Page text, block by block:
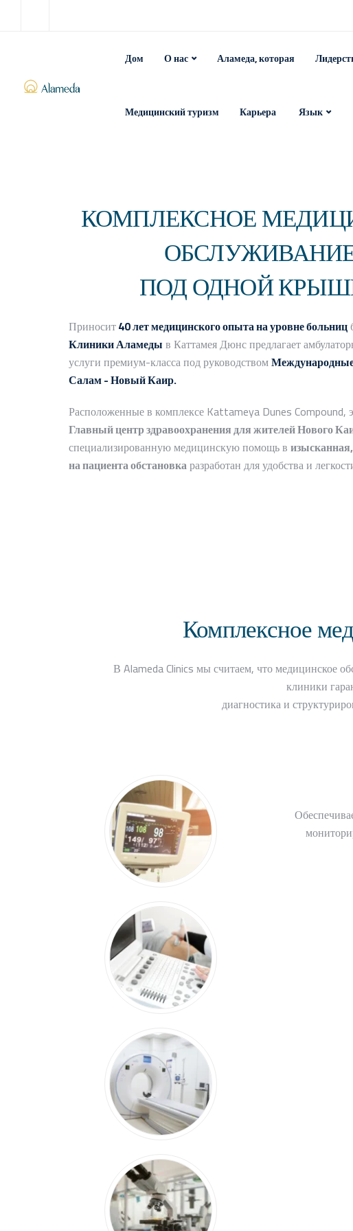
Дом О нас Аламеда, которая
Медицинский туризм Карьера Язык
КОМПЛЕКСНОЕ
ПОД ОДНОЙ
Приносит40 лет медицинского опыта на уровне больниц
Клиники Аламедыв Каттамея Дюнс предлагает
услуги премиум-класса под руководством
Салам - Новый Каир.
Расположенные в комплексе Kattameya Dunes Compound,
Главный центр здравоохранения для жителей Нового
специализированную медицинскую помощь в
на пациента обстановкаразработан для удобства и
Комплексное
В Alameda Clinics мы считаем, что медицинское
клиники
диагностика и